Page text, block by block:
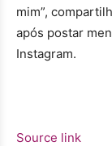
mim”,
após postar
Instagram.
Source link